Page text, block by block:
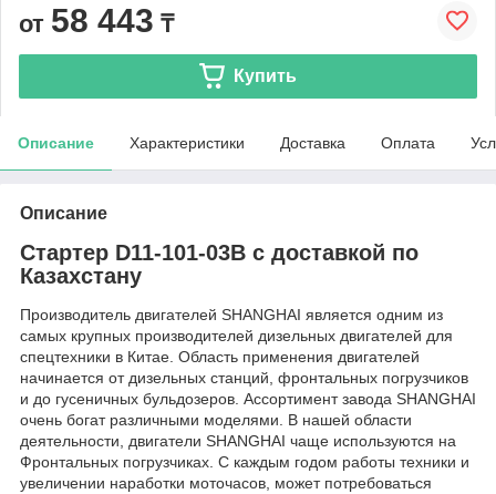
от 58 443 ₸
Купить
Описание Характеристики Доставка Оплата
Описание
Стартер D11-101-03B с доставкой по
Казахстану
Производитель двигателей SHANGHAI является одним из
самых крупных производителей дизельных двигателей для
спецтехники в Китае. Область применения двигателей
начинается от дизельных станций, фронтальных погрузчиков
и до гусеничных бульдозеров. Ассортимент завода SHANGHAI
очень богат различными моделями. В нашей области
деятельности, двигатели SHANGHAI чаще используются на
Фронтальных погрузчиках. С каждым годом работы техники и
увеличении наработки моточасов, может потребоваться